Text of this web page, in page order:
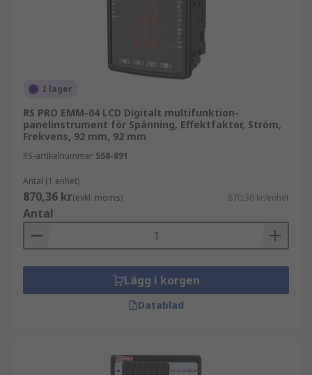
I lager
RS PRO EMM-04 LCD Digitalt multifunktion-
panelinstrument för Spänning, Effektfaktor, Ström,
Frekvens, 92 mm, 92 mm
RS-artikelnummer 558-891
Antal (1 enhet)
870,36 kr(exkl. moms) 870,36 kr/enhet
Antal
Lägg i korgen
Datablad